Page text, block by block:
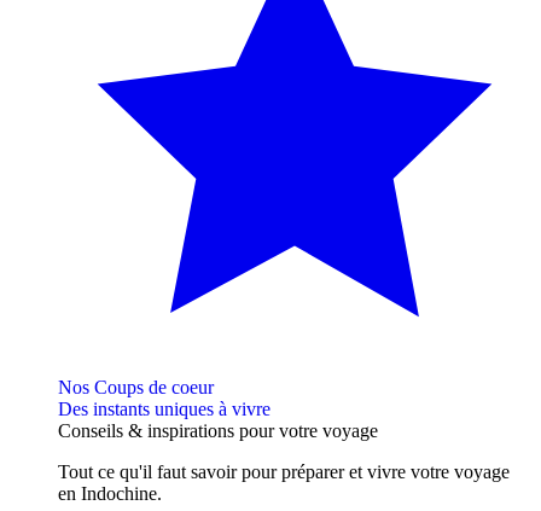
Nos Coups de coeur
Des instants uniques à vivre
Conseils & inspirations pour votre voyage
Tout ce qu'il faut savoir pour préparer et vivre votre voyage
en Indochine.